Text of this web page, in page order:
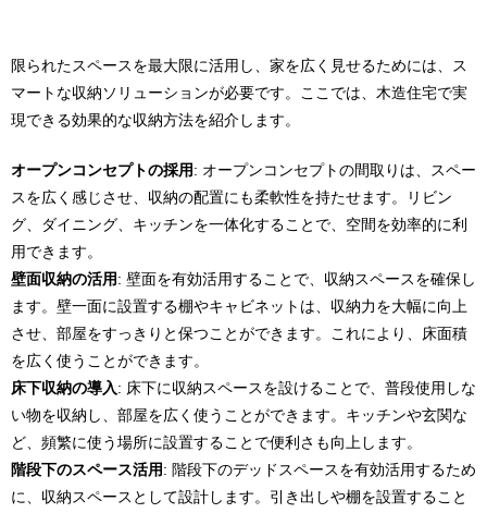
限られたスペースを最大限に活用し、家を広く見せるためには、ス
マートな収納ソリューションが必要です。ここでは、木造住宅で実
現できる効果的な収納方法を紹介します。
オープンコンセプトの採用: オープンコンセプトの間取りは、スペー
スを広く感じさせ、収納の配置にも柔軟性を持たせます。リビン
グ、ダイニング、キッチンを一体化することで、空間を効率的に利
用できます。
壁面収納の活用: 壁面を有効活用することで、収納スペースを確保し
ます。壁一面に設置する棚やキャビネットは、収納力を大幅に向上
させ、部屋をすっきりと保つことができます。これにより、床面積
を広く使うことができます。
床下収納の導入: 床下に収納スペースを設けることで、普段使用しな
い物を収納し、部屋を広く使うことができます。キッチンや玄関な
ど、頻繁に使う場所に設置することで便利さも向上します。
階段下のスペース活用: 階段下のデッドスペースを有効活用するため
に、収納スペースとして設計します。引き出しや棚を設置すること